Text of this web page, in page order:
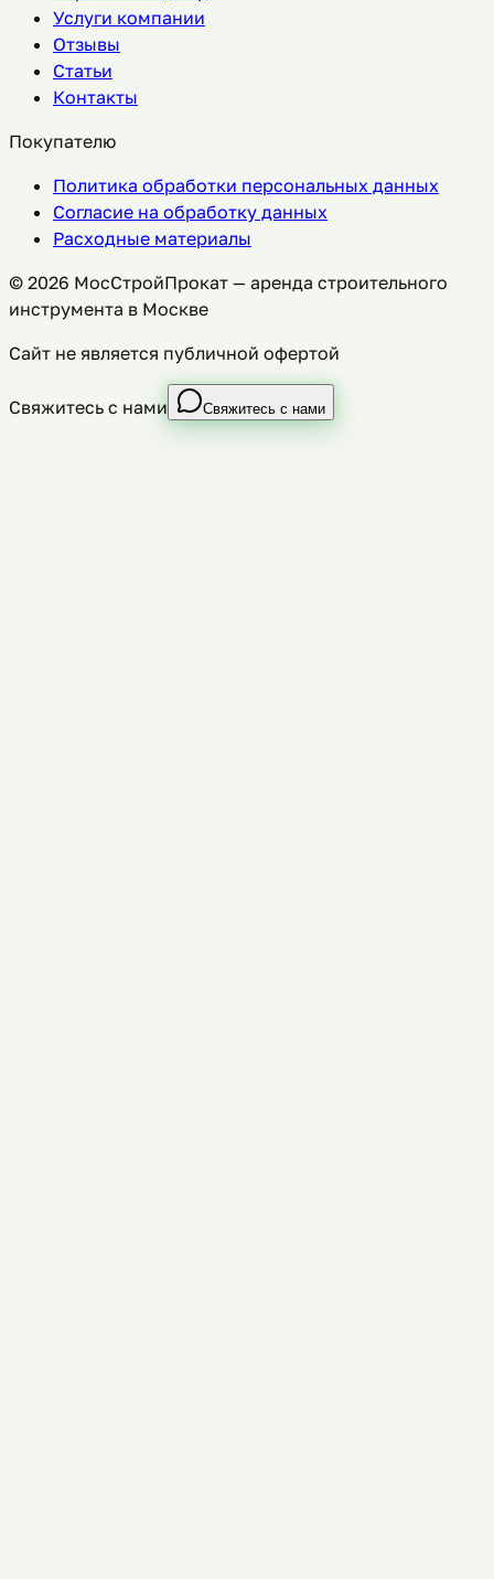
Услуги компании
Отзывы
Статьи
Контакты
Покупателю
Политика обработки персональных данных
Согласие на обработку данных
Расходные материалы
© 2026 МосСтройПрокат — аренда строительного
инструмента в Москве
Сайт не является публичной офертой
Свяжитесь с нами Свяжитесь с нами